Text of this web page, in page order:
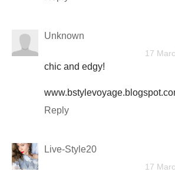
Unknown
17
chic and edgy!
Reply
Live-Style20
17